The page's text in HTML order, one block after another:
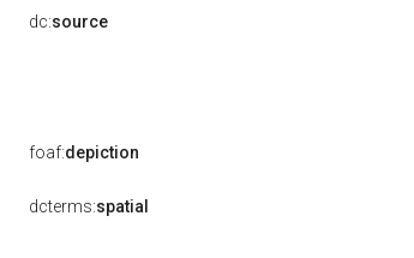
dc:source
foaf:depiction
dcterms:spatial